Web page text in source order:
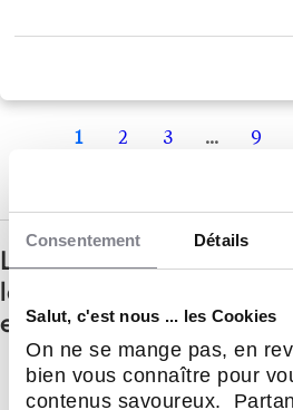
Consentement Détails
Salut, c'est nous ... les Cookies
On ne se mange pas, en
bien vous connaître pour
contenus savoureux.
1 2 3 ... 9
Les questions à se poser
lancer dans le secteur
en franchise
Comment ouvrir une
restauration en franchise ?